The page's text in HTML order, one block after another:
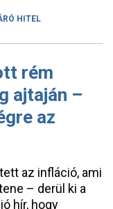
HITEL
rém
ajtaján –
az
az infláció, ami
– derül ki a
hír, hogy